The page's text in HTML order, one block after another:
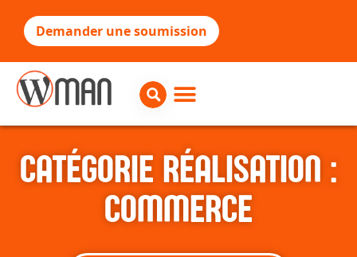
Demander une soumission
CATÉGORIE RÉALISATION :
COMMERCE